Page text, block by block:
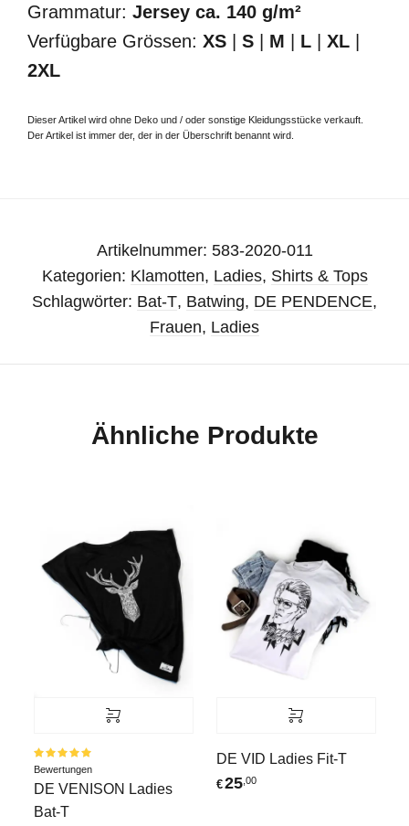
Grammatur: Jersey ca. 140 g/m²
Verfügbare Grössen: XS S M L XL
2XL
Dieser Artikel wird ohne Deko und / oder sonstige Kleidungsstücke verkauft.
Der Artikel ist immer der, der in der Überschrift benannt wird.
Artikelnummer: 583-2020-011
Kategorien: Klamotten, Ladies, Shirts & Tops
Schlagwörter: Bat-T, Batwing, DE PENDENCE,
Frauen, Ladies
Ähnliche Produkte
Bewertet
5.00
von 5
Bewertungen
DE VENISON Ladies
Bat-T
DE VID Ladies Fit-T
€25 ,00